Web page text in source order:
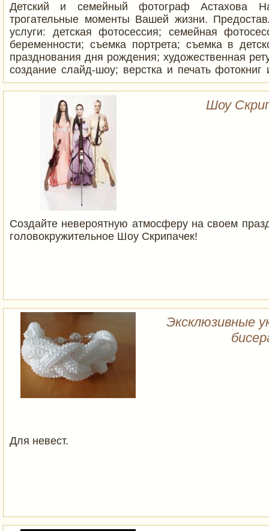
Детский и семейный фотограф Астахова
трогательные моменты Вашей жизни.
услуги: детская фотосессия; семейная
беременности; съемка портрета; съемка в
празднования дня рождения; художественная
создание слайд-шоу; верстка и печать
фото. Центр Израиля, остальные города по
Шоу
Создайте невероятную атмосферу на своем
головокружительное Шоу Скрипачек!
Эксклюзивные
Для невест.